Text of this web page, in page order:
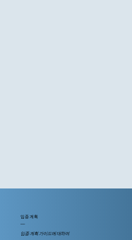
임종 계획
—
임종 계획 가이드에 대하여